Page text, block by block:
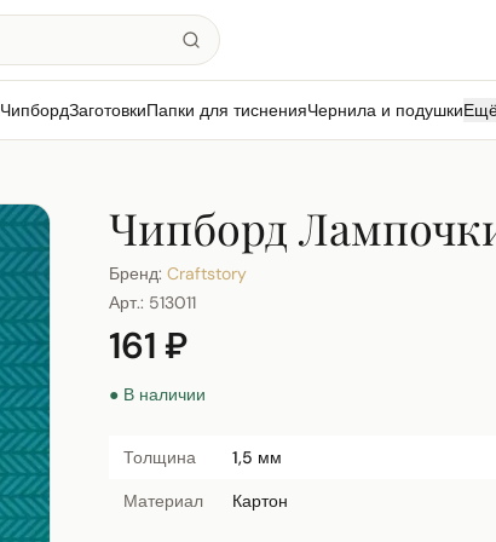
ЧипбордЗаготовкиПапки для тисненияЧернила и подушки
Чипборд
Бренд: Craftstory
Арт.: 513011
161 ₽
● В наличии
Толщина
1,5 мм
Материал
Картон